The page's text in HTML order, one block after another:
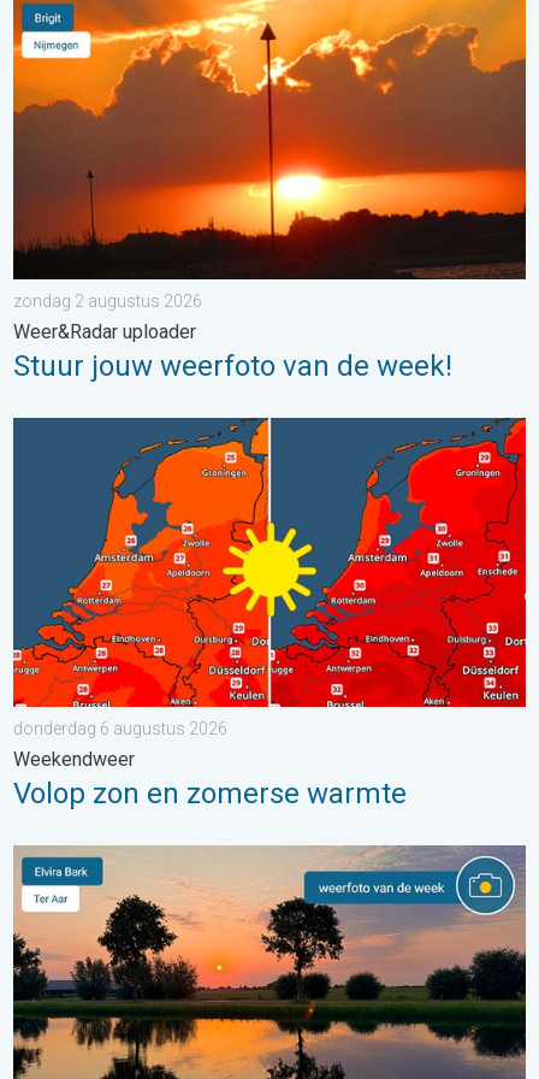
Stuur jouw weerfoto van de week!. Weer&Radar uploader. . .
zondag 2 augustus 2026
Weer&Radar uploader
Stuur jouw weerfoto van de week!
Volop zon en zomerse warmte. Weekendweer. . . donderdag
donderdag 6 augustus 2026
Weekendweer
Volop zon en zomerse warmte
De weerfoto van de week. Weer&Radar uploader. . . zaterdag